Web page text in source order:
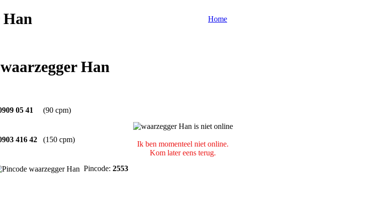
Han Home
Han
05 41 (90 cpm)
Ik ben momenteel niet online.
Kom later eens terug.
416 42 (150 cpm)
Pincode: 2553